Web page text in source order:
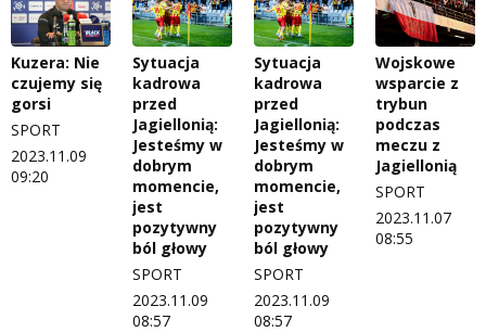
Kuzera: Nie
czujemy się
gorsi
SPORT
2023.11.09
09:20
Sytuacja
kadrowa
przed
Jagiellonią:
Jesteśmy w
dobrym
momencie,
jest
pozytywny
ból głowy
SPORT
2023.11.09
08:57
Sytuacja
kadrowa
przed
Jagiellonią:
Jesteśmy w
dobrym
momencie,
jest
pozytywny
ból głowy
SPORT
2023.11.09
08:57
Wojskowe
wsparcie z
trybun
podczas
meczu z
Jagiellonią
SPORT
2023.11.07
08:55